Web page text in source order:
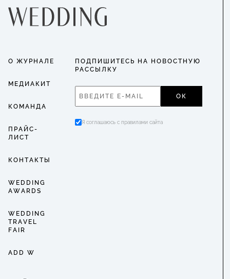
О ЖУРНАЛЕ
МЕДИАКИТ
КОМАНДА
ПРАЙС-
ЛИСТ
КОНТАКТЫ
WEDDING
AWARDS
WEDDING
TRAVEL
FAIR
ADD W
ПОДПИШИТЕСЬ НА НОВОСТНУЮ
РАССЫЛКУ
ОК
Я соглашаюсь с правилами сайта